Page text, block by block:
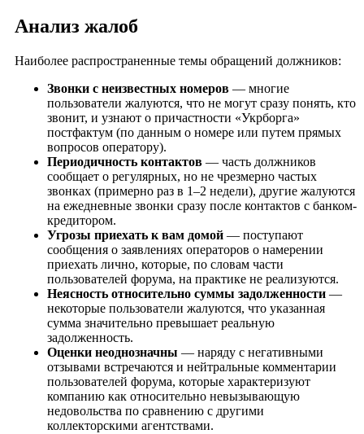
Анализ жалоб
Наиболее распространенные темы обращений должников:
Звонки с неизвестных номеров — многие
пользователи жалуются, что не могут сразу понять, кто
звонит, и узнают о причастности «Укрборга»
постфактум (по данным о номере или путем прямых
вопросов оператору).
Периодичность контактов — часть должников
сообщает о регулярных, но не чрезмерно частых
звонках (примерно раз в 1–2 недели), другие жалуются
на ежедневные звонки сразу после контактов с банком-
кредитором.
Угрозы приехать к вам домой — поступают
сообщения о заявлениях операторов о намерении
приехать лично, которые, по словам части
пользователей форума, на практике не реализуются.
Неясность относительно суммы задолженности —
некоторые пользователи жалуются, что указанная
сумма значительно превышает реальную
задолженность.
Оценки неоднозначны — наряду с негативными
отзывами встречаются и нейтральные комментарии
пользователей форума, которые характеризуют
компанию как относительно невызывающую
недовольства по сравнению с другими
коллекторскими агентствами.